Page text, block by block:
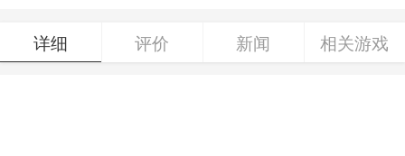
详细 评价 新闻 相关游戏